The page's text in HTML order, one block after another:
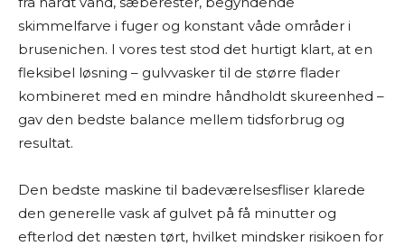
skimmelfarve i fuger og konstant våde områder i
brusenichen. I vores test stod det hurtigt klart, at en
fleksibel løsning – gulvvasker til de større flader
kombineret med en mindre håndholdt skureenhed –
gav den bedste balance mellem tidsforbrug og
resultat.
Den bedste maskine til badeværelsesfliser klarede
den generelle vask af gulvet på få minutter og
efterlod det næsten tørt, hvilket mindsker risikoen for